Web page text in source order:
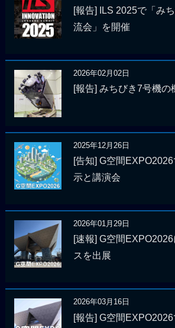
[報告] ILS 2025で「み
流会」を開催
2026年02月02日
[報告] みちびき7号機の
2025年12月26日
[告知] G空間
示と講演会
2026年01月29日
[速報] G空間
スを出展
2026年03月16日
[報告] G空間